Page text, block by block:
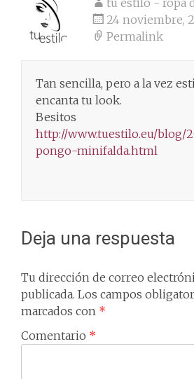
tu estilo - ropa
24 noviembre,
Permalink
Tan sencilla, pero a la vez
encanta tu look.
Besitos
http://www.tuestilo.eu/blog/
pongo-minifalda.html
Deja una respuesta
Tu dirección de correo
publicada. Los campos
marcados con *
Comentario *